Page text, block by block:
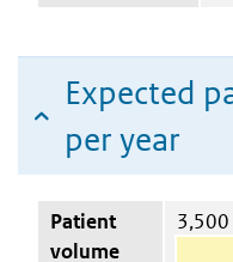
Expected
per year
Patient
volume